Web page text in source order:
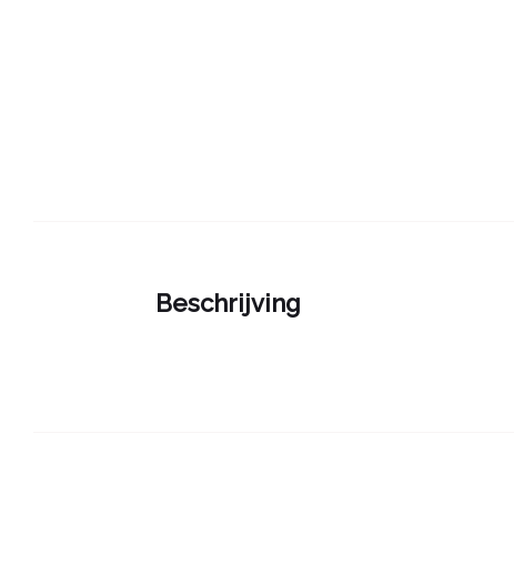
Beschrijving